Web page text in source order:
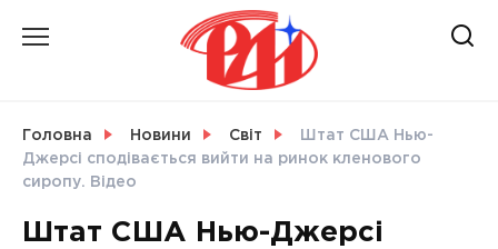
СВІТ
Головна Новини Світ
Штат США Нью-
Джерсі сподівається вийти на ринок кленового
сиропу. Відео
Штат США Нью-Джерсі